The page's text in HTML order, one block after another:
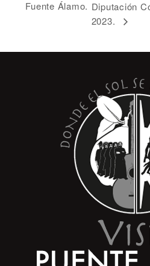
Fuente Álamo. Diputación
2023.